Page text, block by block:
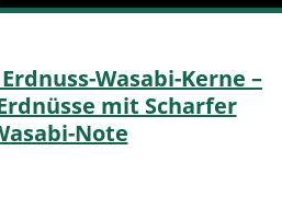
Wasabi-Kerne –
mit Scharfer
Note